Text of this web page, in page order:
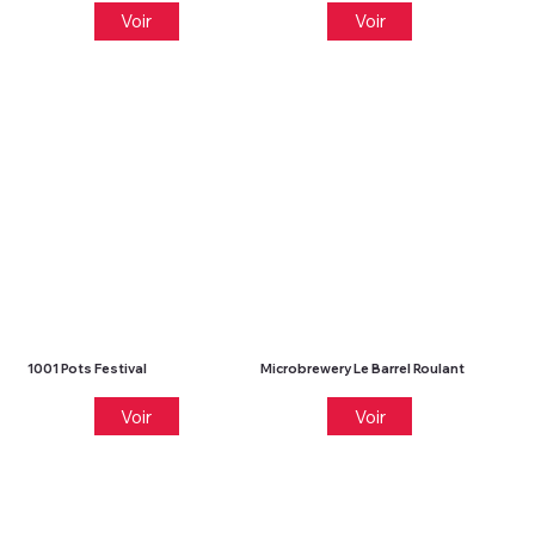
Voir Voir
1001 Pots Festival
Voir
Microbrewery Le Barrel Roulant
Voir